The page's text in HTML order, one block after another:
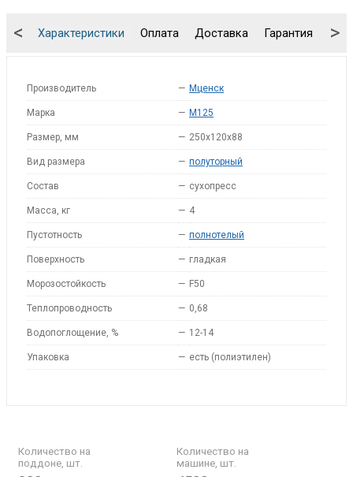
Характеристики Оплата Доставка Гарантия
< >
Производитель — Мценск
Марка — M125
Размер, мм — 250x120x88
Вид размера — полуторный
Состав — сухопресс
Масса, кг — 4
Пустотность — полнотелый
Поверхность — гладкая
Морозостойкость — F50
Теплопроводность — 0,68
Водопоглощение, % — 12-14
Упаковка — есть (полиэтилен)
Количество на
поддоне, шт.
Количество на
машине, шт.